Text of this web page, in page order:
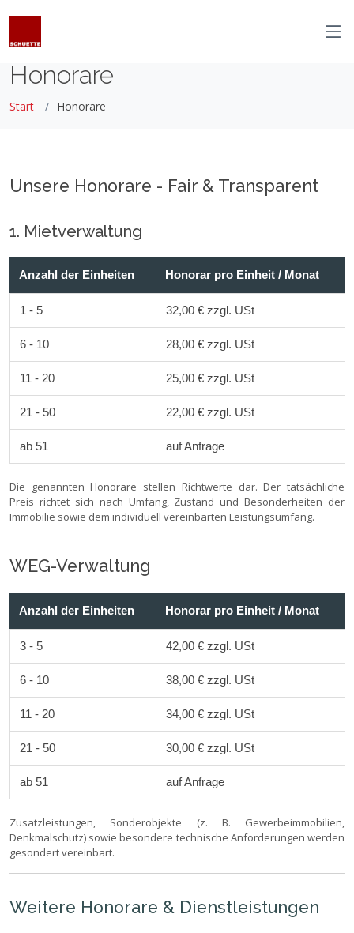
Honorare
Start Honorare
Unsere Honorare - Fair & Transparent
1. Mietverwaltung
Anzahl der Einheiten Honorar pro Einheit / Monat
1 - 5 32,00 € zzgl. USt
6 - 10 28,00 € zzgl. USt
11 - 20 25,00 € zzgl. USt
21 - 50 22,00 € zzgl. USt
ab 51 auf Anfrage
Die genannten Honorare stellen Richtwerte dar. Der tatsächliche
Preis richtet sich nach Umfang, Zustand und Besonderheiten der
Immobilie sowie dem individuell vereinbarten Leistungsumfang.
WEG-Verwaltung
Anzahl der Einheiten Honorar pro Einheit / Monat
3 - 5 42,00 € zzgl. USt
6 - 10 38,00 € zzgl. USt
11 - 20 34,00 € zzgl. USt
21 - 50 30,00 € zzgl. USt
ab 51 auf Anfrage
Zusatzleistungen, Sonderobjekte (z. B. Gewerbeimmobilien,
Denkmalschutz) sowie besondere technische Anforderungen werden
gesondert vereinbart.
Weitere Honorare & Dienstleistungen